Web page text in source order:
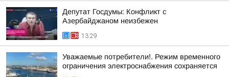
Депутат Госдумы: Конфликт с
Азербайджаном неизбежен
13:29
Уважаемые потребители!. Режим временного
ограничения электроснабжения сохраняется